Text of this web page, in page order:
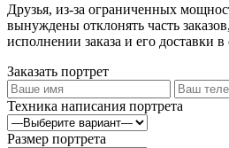
Друзья, из-за ограниченных
вынуждены отклонять часть
исполнении заказа и его доставки в
Заказать портрет
Техника написания портрета
Размер портрета